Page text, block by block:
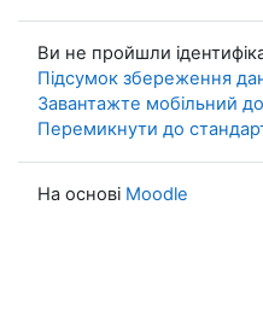
Ви не пройшли
Підсумок збереження
Завантажте мобільний
Перемикнути до
На основі Moodle